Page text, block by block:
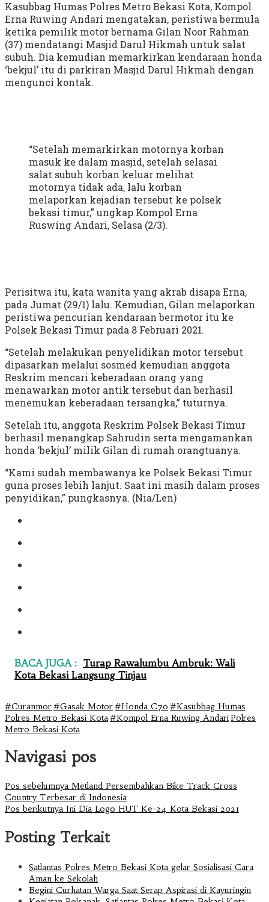
Kasubbag Humas Polres Metro Bekasi Kota, Kompol
Erna Ruwing Andari mengatakan, peristiwa bermula
ketika pemilik motor bernama Gilan Noor Rahman
(37) mendatangi Masjid Darul Hikmah untuk salat
subuh. Dia kemudian memarkirkan kendaraan honda
‘bekjul’ itu di parkiran Masjid Darul Hikmah dengan
mengunci kontak.
“Setelah memarkirkan motornya korban
masuk ke dalam masjid, setelah selasai
salat subuh korban keluar melihat
motornya tidak ada, lalu korban
melaporkan kejadian tersebut ke polsek
bekasi timur,” ungkap Kompol Erna
Ruswing Andari, Selasa (2/3).
Perisitwa itu, kata wanita yang akrab disapa Erna,
pada Jumat (29/1) lalu. Kemudian, Gilan melaporkan
peristiwa pencurian kendaraan bermotor itu ke
Polsek Bekasi Timur pada 8 Februari 2021.
“Setelah melakukan penyelidikan motor tersebut
dipasarkan melalui sosmed kemudian anggota
Reskrim mencari keberadaan orang yang
menawarkan motor antik tersebut dan berhasil
menemukan keberadaan tersangka,” tuturnya.
Setelah itu, anggota Reskrim Polsek Bekasi Timur
berhasil menangkap Sahrudin serta mengamankan
honda ‘bekjul’ milik Gilan di rumah orangtuanya.
“Kami sudah membawanya ke Polsek Bekasi Timur
guna proses lebih lanjut. Saat ini masih dalam proses
penyidikan,” pungkasnya. (Nia/Len)
BACA JUGA : Turap Rawalumbu Ambruk: Wali
Kota Bekasi Langsung Tinjau
#Curanmor#Gasak Motor#Honda C70 #Kasubbag Humas
Polres Metro Bekasi Kota#Kompol Erna Ruwing AndariPolres
Metro Bekasi Kota
Navigasi pos
Pos sebelumnyaMetland Persembahkan Bike Track Cross
Country Terbesar di Indonesia
Pos berikutnyaIni Dia Logo HUT Ke-24 Kota Bekasi 2021
Posting Terkait
Satlantas Polres Metro Bekasi Kota gelar Sosialisasi Cara
Aman ke Sekolah
Begini Curhatan Warga Saat Serap Aspirasi di Kayuringin